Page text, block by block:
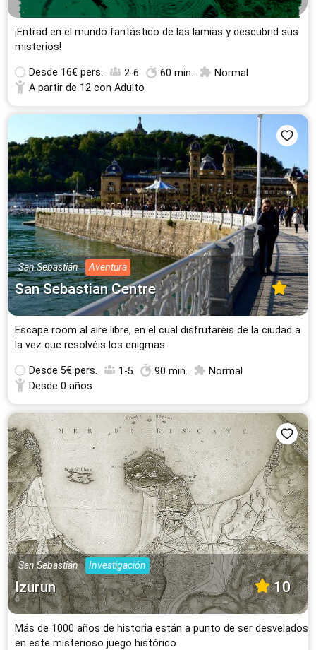
¡Entrad en el mundo fantástico de las lamias y descubrid sus
misterios!
Desde 16€ pers. 2-6 60 min.
Normal
A partir de 12 con Adulto
San Sebastián Aventura
San Sebastian Centre
Escape room al aire libre, en el cual disfrutaréis de la ciudad a
la vez que resolvéis los enigmas
Desde 5€ pers. 1-5 90 min.
Normal
Desde 0 años
San Sebastián Investigación
Izurun 10
Más de 1000 años de historia están a punto de ser desvelados
en este misterioso juego histórico